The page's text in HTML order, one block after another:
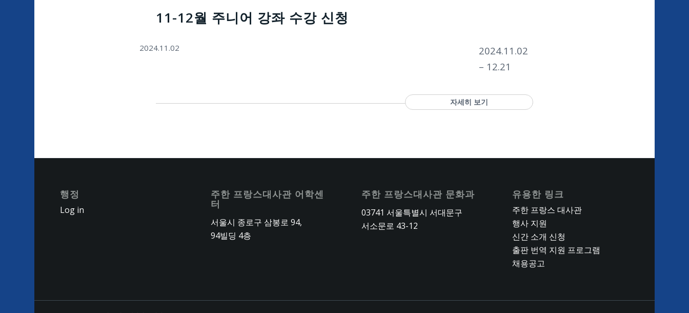
11-12월 주니어 강좌 수강 신청
2024.11.02
2024.11.02
– 12.21
자세히 보기
행정
Log in
주한 프랑스대사관 어학센
터
서울시 종로구 삼봉로 94,
94빌딩 4층
주한 프랑스대사관 문화과
03741 서울특별시 서대문구
서소문로 43-12
유용한 링크
주한 프랑스 대사관
행사 지원
신간 소개 신청
출판 번역 지원 프로그램
채용공고